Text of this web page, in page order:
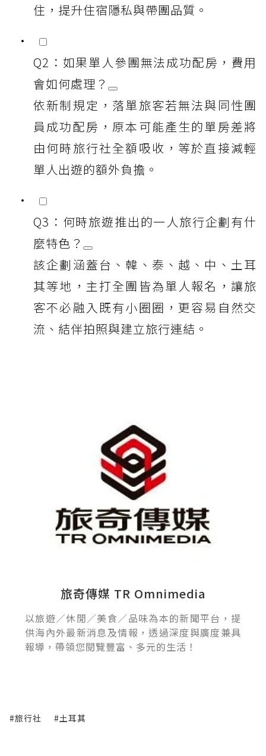
住，提升住宿隱私與帶團品質。
Q2：如果單人參團無法成功配房，費用
會如何處理？
依新制規定，落單旅客若無法與同性團
員成功配房，原本可能產生的單房差將
由何時旅行社全額吸收，等於直接減輕
單人出遊的額外負擔。
Q3：何時旅遊推出的一人旅行企劃有什
麼特色？
該企劃涵蓋台、韓、泰、越、中、土耳
其等地，主打全團皆為單人報名，讓旅
客不必融入既有小圈圈，更容易自然交
流、結伴拍照與建立旅行連結。
旅奇傳媒 TR Omnimedia
以旅遊／休閒／美食／品味為本的新聞平台，提
供海內外最新消息及情報，透過深度與廣度兼具
報導，帶領您閱覽豐富、多元的生活！
#旅行社 #土耳其